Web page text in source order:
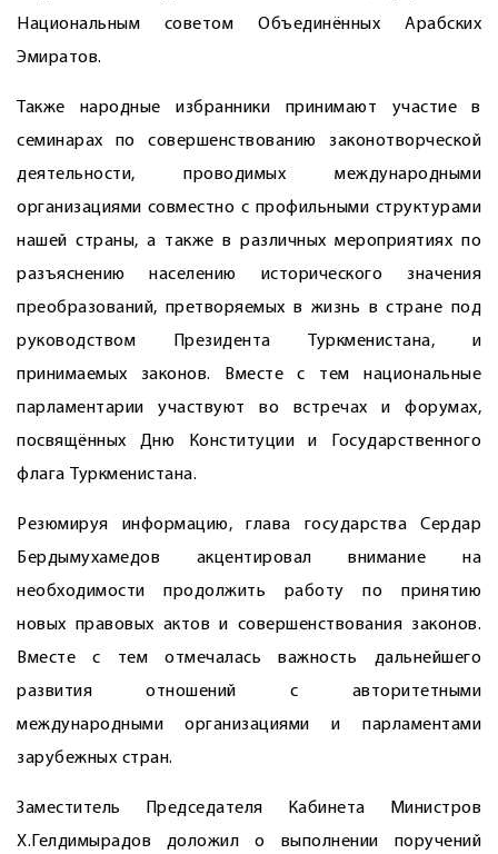
Национальным советом Объединённых Арабских
Эмиратов.
Также народные избранники принимают участие в
семинарах по совершенствованию законотворческой
деятельности, проводимых международными
организациями совместно с профильными структурами
нашей страны, а также в различных мероприятиях по
разъяснению населению исторического значения
преобразований, претворяемых в жизнь в стране под
руководством Президента Туркменистана, и
принимаемых законов. Вместе с тем национальные
парламентарии участвуют во встречах и форумах,
посвящённых Дню Конституции и Государственного
флага Туркменистана.
Резюмируя информацию, глава государства Сердар
Бердымухамедов акцентировал внимание на
необходимости продолжить работу по принятию
новых правовых актов и совершенствования законов.
Вместе с тем отмечалась важность дальнейшего
развития отношений с авторитетными
международными организациями и парламентами
зарубежных стран.
Заместитель Председателя Кабинета Министров
Х.Гелдимырадов доложил о выполнении поручений